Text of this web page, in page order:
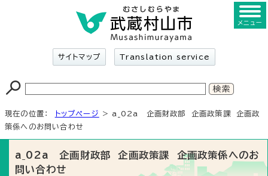
サイトマップ Translation service
メニュー
現在の位置： トップページ
> a_02a 企画財政部 企画政策課 企画政
策係へのお問い合わせ
a_02a 企画財政部 企画政策課 企画政策係へのお
問い合わせ